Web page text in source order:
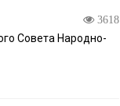
3618
Совета Народно-